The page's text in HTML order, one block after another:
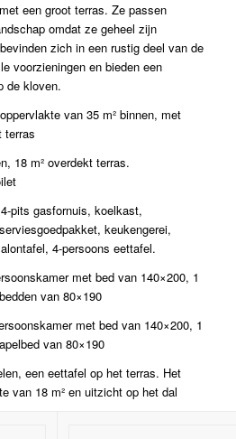
een groot terras. Ze passen
omdat ze geheel zijn
zich in een rustig deel van de
voorzieningen en bieden een
de kloven.
van 35 m² binnen, met
terras
18 m² overdekt terras.
pits gasfornuis, koelkast,
keukengerei,
4-persoons eettafel.
met bed van 140×200, 1
van 80×190
met bed van 140×200, 1
van 80×190
een eettafel op het terras. Het
van 18 m² en uitzicht op het dal